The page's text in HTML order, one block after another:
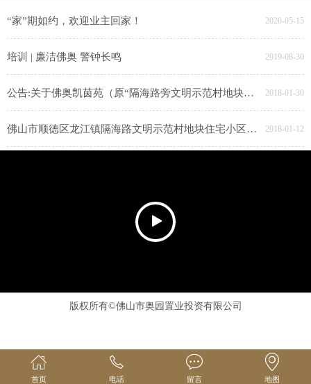
“家”期如约，欢迎业主回家！ 2020-05-15
培训 | 廉洁佛奥 警钟长鸣 2019-08-30
公告:关于佛奥凯茵苑（原“隔海路旁文明示范村地块住宅小区”）水土保持设施自主验收情况 公示 2018-01-30
佛山市顺德区龙江镇隔海路文明示范村地块住宅小区（佛奥凯茵苑）重新报批建设项目环保竣工验收公示 2018-01-12
版权所有©佛山市奥园置业投资有限公司
首页 电话 留言 地图